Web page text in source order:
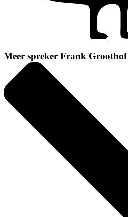
Meer spreker Frank Groothof